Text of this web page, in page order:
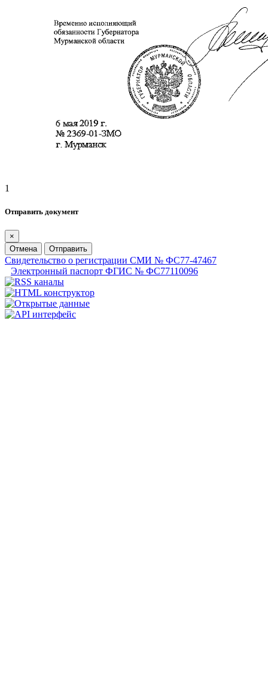
1
Отправить документ
×
Отмена
Отправить
Свидетельство о регистрации СМИ № ФС77-47467
Электронный паспорт ФГИС № ФС77110096